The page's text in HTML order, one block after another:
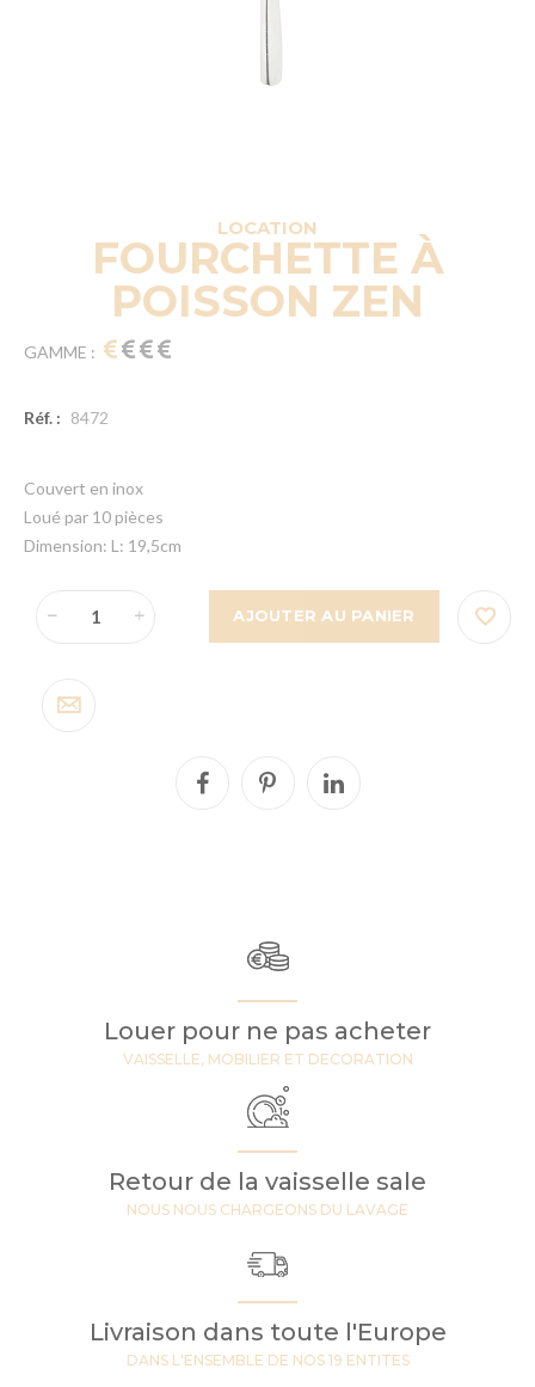
LOCATION
FOURCHETTE À
POISSON ZEN
GAMME :
Réf. : 8472
Couvert en inox
Loué par 10 pièces
Dimension: L: 19,5cm
AJOUTER AU PANIER
Louer pour ne pas acheter
VAISSELLE, MOBILIER ET DECORATION
Retour de la vaisselle sale
NOUS NOUS CHARGEONS DU LAVAGE
Livraison dans toute l'Europe
DANS L'ENSEMBLE DE NOS 19 ENTITES